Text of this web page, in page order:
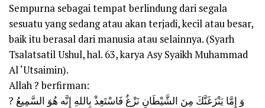
Sempurna sebagai tempat berlindung dari segala
sesuatu yang sedang atau akan terjadi, kecil atau besar,
baik itu berasal dari manusia atau selainnya. (Syarh
Tsalatsatil Ushul, hal. 63, karya Asy Syaikh Muhammad
Al ‘Utsaimin).
Allah ? berfirman:
? وَ إِمَّا يَنْزَغَنَّكَ مِنَ الشَّيْطَانِ نَزْغٌ فَاسْتَعِذْ بِاللهِ إِنَّه هُوَ السَّمِيعُ